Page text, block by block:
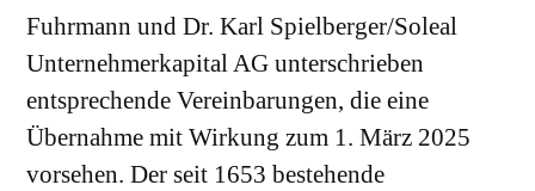
Fuhrmann und Dr. Karl Spielberger/Soleal
Unternehmerkapital AG unterschrieben
entsprechende Vereinbarungen, die eine
Übernahme mit Wirkung zum 1. März 2025
vorsehen. Der seit 1653 bestehende